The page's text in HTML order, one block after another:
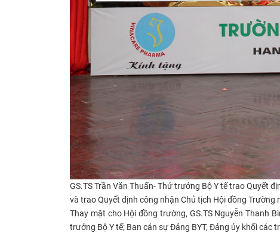
GS.TS Trần Văn Thuấn- Thứ trưởng Bộ Y tế trao Quyết
và trao Quyết định công nhận Chủ tịch Hội đồng Trường
Thay mặt cho Hội đồng trường, GS.TS Nguyễn Thanh
trưởng Bộ Y tế; Ban cán sự Đảng BYT, Đảng ủy khối